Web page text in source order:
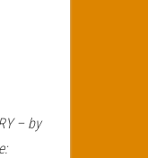
– by